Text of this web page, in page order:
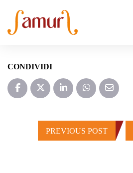
CONDIVIDI
PREVIOUS POST